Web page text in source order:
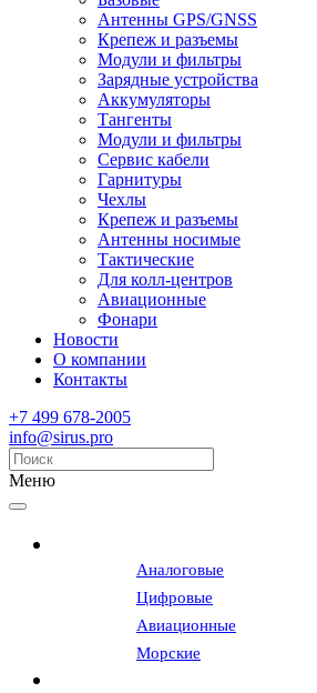
Антенны GPS/GNSS
Крепеж и разъемы
Модули и фильтры
Зарядные устройства
Аккумуляторы
Тангенты
Модули и фильтры
Сервис кабели
Гарнитуры
Чехлы
Крепеж и разъемы
Антенны носимые
Тактические
Для колл-центров
Авиационные
Фонари
Новости
О компании
Контакты
+7 499 678-2005
info@sirus.pro
Меню
Аналоговые
Цифровые
Авиационные
Морские